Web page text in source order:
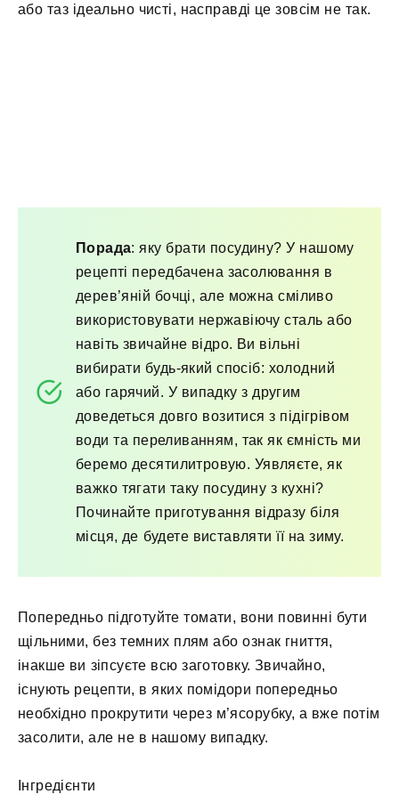
або таз ідеально чисті, насправді це зовсім не так.
Порада: яку брати посудину? У нашому
рецепті передбачена засолювання в
дерев’яній бочці, але можна сміливо
використовувати нержавіючу сталь або
навіть звичайне відро. Ви вільні
вибирати будь-який спосіб: холодний
або гарячий. У випадку з другим
доведеться довго возитися з підігрівом
води та переливанням, так як ємність ми
беремо десятилитровую. Уявляєте, як
важко тягати таку посудину з кухні?
Починайте приготування відразу біля
місця, де будете виставляти її на зиму.
Попередньо підготуйте томати, вони повинні бути
щільними, без темних плям або ознак гниття,
інакше ви зіпсуєте всю заготовку. Звичайно,
існують рецепти, в яких помідори попередньо
необхідно прокрутити через м’ясорубку, а вже потім
засолити, але не в нашому випадку.
Інгредієнти